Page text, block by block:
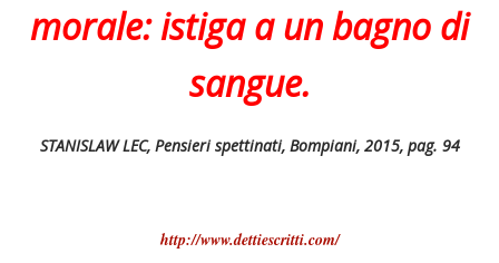
morale: istiga a un bagno di
sangue.
STANISLAW LEC, Pensieri spettinati, Bompiani, 2015, pag. 94
http://www.dettiescritti.com/